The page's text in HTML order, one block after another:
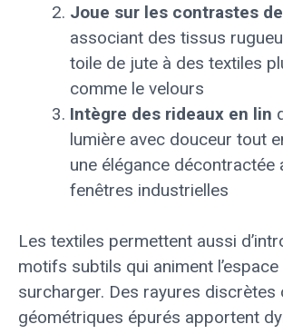
Joue sur les contrastes
associant des tissus
toile de jute à des textiles
comme le velours
Intègre des rideaux en lin
lumière avec douceur tout
une élégance décontractée
fenêtres industrielles
Les textiles permettent aussi
motifs subtils qui animent
surcharger. Des rayures
géométriques épurés apportent